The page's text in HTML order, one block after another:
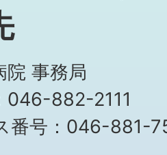
院 事務局
046-882-2111
番号：046-881-